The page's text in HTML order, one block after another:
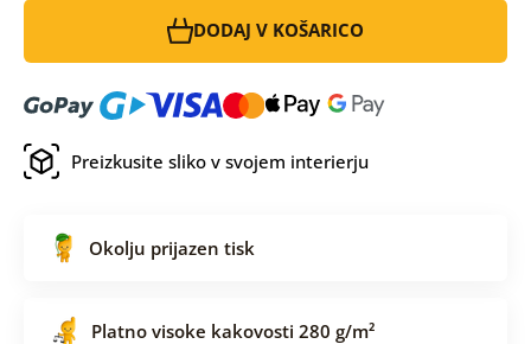
DODAJ V KOŠARICO
Preizkusite sliko v svojem interierju
Okolju prijazen tisk
Platno visoke kakovosti 280 g/m²